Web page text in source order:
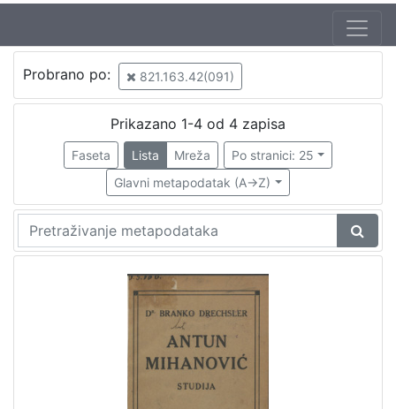
Probrano po: 821.163.42(091)
Prikazano 1-4 od 4 zapisa
Faseta Lista Mreža
Po stranici: 25
Glavni metapodatak (A->Z)